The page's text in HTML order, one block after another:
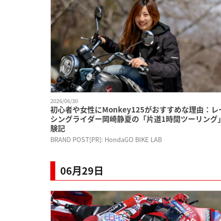
2026/06/30
初心者や女性にMonkey125がおすすめな理由：レ
シングライダー岡崎静夏の「片道1時間ツーリング
験記
BRAND POST[PR]: HondaGO BIKE LAB
06月29日